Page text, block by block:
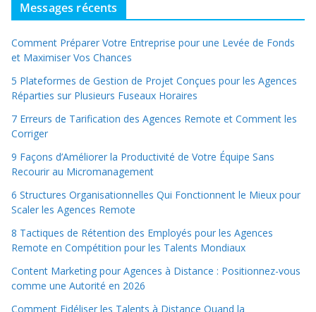
Messages récents
Comment Préparer Votre Entreprise pour une Levée de Fonds
et Maximiser Vos Chances
5 Plateformes de Gestion de Projet Conçues pour les Agences
Réparties sur Plusieurs Fuseaux Horaires
7 Erreurs de Tarification des Agences Remote et Comment les
Corriger
9 Façons d’Améliorer la Productivité de Votre Équipe Sans
Recourir au Micromanagement
6 Structures Organisationnelles Qui Fonctionnent le Mieux pour
Scaler les Agences Remote
8 Tactiques de Rétention des Employés pour les Agences
Remote en Compétition pour les Talents Mondiaux
Content Marketing pour Agences à Distance : Positionnez-vous
comme une Autorité en 2026
Comment Fidéliser les Talents à Distance Quand la